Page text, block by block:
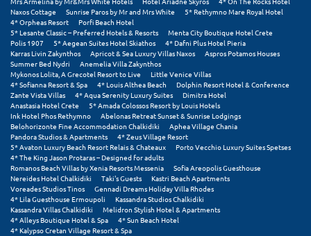
Naxos Cottage
Sunrise Paros by Mr and Mrs White
5* Rethymno Mare Royal Hotel
4* Orpheas Resort
Porfi Beach Hotel
5* Lesante Classic – Preferred Hotels & Resorts
Menta City Boutique Hotel Crete
Polis 1907
5* Aegean Suites Hotel Skiathos
4* Dafni Plus Hotel Pieria
Karras Livin Zakynthos
Apricot & Sea Luxury Villas Naxos
Aspros Potamos Houses
Summer Bed Nydri
Anemelia Villa Zakynthos
Mykonos Lolita, A Grecotel Resort to Live
Little Venice Villas
4* Sofianna Resort & Spa
4* Louis Althea Beach
Dolphin Resort Hotel & Conference
Zante Vista Villas
4* Aqua Serenity Luxury Suites
Dimitra Hotel
Anastasia Hotel Crete
5* Amada Colossos Resort by Louis Hotels
Ink Hotel Phos Rethymno
Abelonas Retreat Sunset & Sunrise Lodgings
Belohorizonte Fine Accommodation Chalkidiki
Aphea Village Chania
Pandora Studios & Apartments
4* Zeus Village Resort
5* Avaton Luxury Beach Resort Relais & Chateaux
Porto Vecchio Luxury Suites Spetses
4* The King Jason Protaras – Designed for adults
Romanos Beach Villas by Xenia Resorts Messenia
Sofia Areopolis Guesthouse
Nereides Hotel Chalkidiki
Taki's Guests
Kastri Beach Apartments
Voreades Studios Tinos
Gennadi Dreams Holiday Villa Rhodes
4* Lila Guesthouse Ermoupoli
Kassandra Studios Chalkidiki
Kassandra Villas Chalkidiki
Melidron Stylish Hotel & Apartments
4* Alleys Boutique Hotel & Spa
4* Sun Beach Hotel
4* Kalypso Cretan Village Resort & Spa